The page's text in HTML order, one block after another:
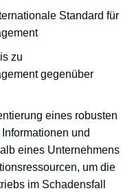
Standard für
zu
gegenüber
eines robusten
und
eines Unternehmens
um die
im Schadensfall